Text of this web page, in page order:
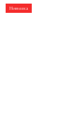
Новинка